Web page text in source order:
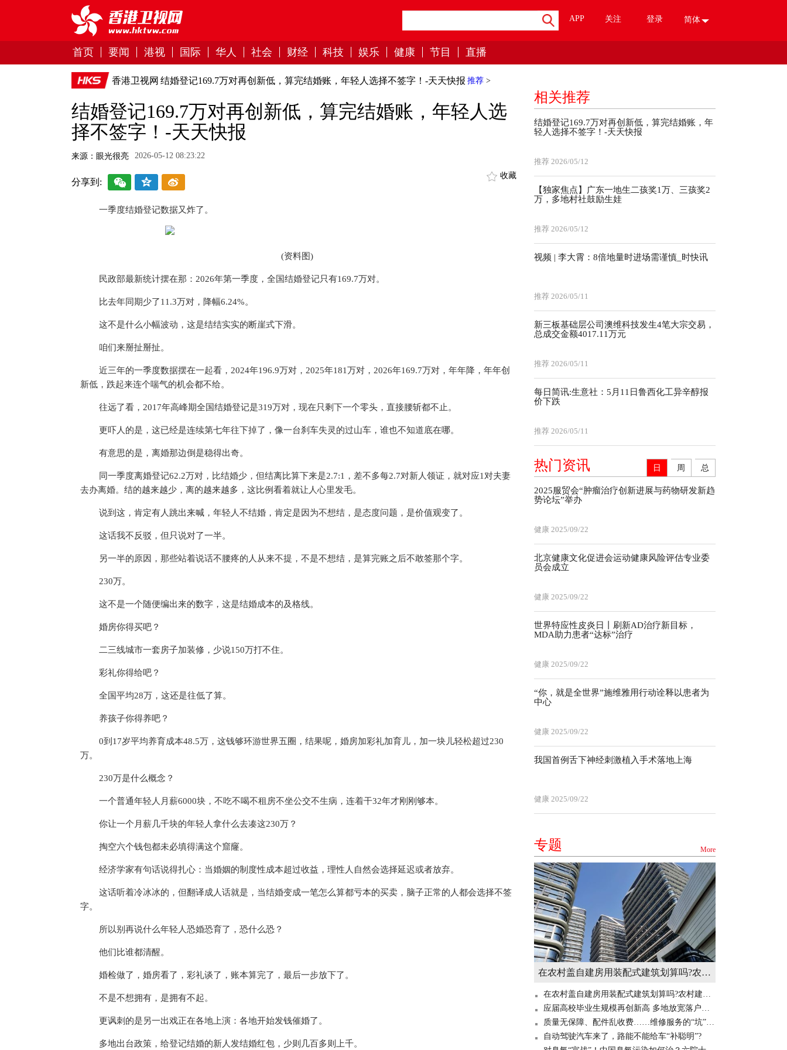
APP 关注 登录 简体
首页 要闻 港视 国际 华人 社会 财经 科技 娱乐 健康 节目 直播
香港卫视网 推荐 >
结婚登记169.7万对再创新低，算完结婚账，年轻人选择不签字！-天天快报
结婚登记169.7万对再创新低，算完结婚账，年轻人选
择不签字！-天天快报
来源：眼光很亮 2026-05-12 08:23:22
分享到:
收藏
一季度结婚登记数据又炸了。
(资料图)
民政部最新统计摆在那：2026年第一季度，全国结婚登记只有169.7万对。
比去年同期少了11.3万对，降幅6.24%。
这不是什么小幅波动，这是结结实实的断崖式下滑。
咱们来掰扯掰扯。
近三年的一季度数据摆在一起看，2024年196.9万对，2025年181万对，2026年169.7万对，年年降，年年创
新低，跌起来连个喘气的机会都不给。
往远了看，2017年高峰期全国结婚登记是319万对，现在只剩下一个零头，直接腰斩都不止。
更吓人的是，这已经是连续第七年往下掉了，像一台刹车失灵的过山车，谁也不知道底在哪。
有意思的是，离婚那边倒是稳得出奇。
同一季度离婚登记62.2万对，比结婚少，但结离比算下来是2.7:1，差不多每2.7对新人领证，就对应1对夫妻
去办离婚。结的越来越少，离的越来越多，这比例看着就让人心里发毛。
说到这，肯定有人跳出来喊，年轻人不结婚，肯定是因为不想结，是态度问题，是价值观变了。
这话我不反驳，但只说对了一半。
另一半的原因，那些站着说话不腰疼的人从来不提，不是不想结，是算完账之后不敢签那个字。
230万。
这不是一个随便编出来的数字，这是结婚成本的及格线。
婚房你得买吧？
二三线城市一套房子加装修，少说150万打不住。
彩礼你得给吧？
全国平均28万，这还是往低了算。
养孩子你得养吧？
0到17岁平均养育成本48.5万，这钱够环游世界五圈，结果呢，婚房加彩礼加育儿，加一块儿轻松超过230
万。
230万是什么概念？
一个普通年轻人月薪6000块，不吃不喝不租房不坐公交不生病，连着干32年才刚刚够本。
你让一个月薪几千块的年轻人拿什么去凑这230万？
掏空六个钱包都未必填得满这个窟窿。
经济学家有句话说得扎心：当婚姻的制度性成本超过收益，理性人自然会选择延迟或者放弃。
这话听着冷冰冰的，但翻译成人话就是，当结婚变成一笔怎么算都亏本的买卖，脑子正常的人都会选择不签
字。
所以别再说什么年轻人恐婚恐育了，恐什么恐？
他们比谁都清醒。
婚检做了，婚房看了，彩礼谈了，账本算完了，最后一步放下了。
不是不想拥有，是拥有不起。
更讽刺的是另一出戏正在各地上演：各地开始发钱催婚了。
多地出台政策，给登记结婚的新人发结婚红包，少则几百多则上千。
相关推荐
结婚登记169.7万对再创新低，算完结婚账，年
轻人选择不签字！-天天快报
推荐 2026/05/12
【独家焦点】广东一地生二孩奖1万、三孩奖2
万，多地村社鼓励生娃
推荐 2026/05/12
视频 | 李大霄：8倍地量时进场需谨慎_时快讯
推荐 2026/05/11
新三板基础层公司澳维科技发生4笔大宗交易，
总成交金额4017.11万元
推荐 2026/05/11
每日简讯:生意社：5月11日鲁西化工异辛醇报
价下跌
推荐 2026/05/11
热门资讯 日 周 总
2025服贸会“肿瘤治疗创新进展与药物研发新趋
势论坛”举办
健康 2025/09/22
北京健康文化促进会运动健康风险评估专业委
员会成立
健康 2025/09/22
世界特应性皮炎日丨刷新AD治疗新目标，
MDA助力患者“达标”治疗
健康 2025/09/22
“你，就是全世界”施维雅用行动诠释以患者为
中心
健康 2025/09/22
我国首例舌下神经刺激植入手术落地上海
健康 2025/09/22
专题 More
在农村盖自建房用装配式建筑划算吗?农村建造装配式房屋有补贴吗? 世界快讯
在农村盖自建房用装配式建筑划算吗?农村建造装配式房屋有补贴吗? 世界快讯
应届高校毕业生规模再创新高 多地放宽落户门槛“抢人”
质量无保障、配件乱收费……维修服务的“坑”你掉过吗？
自动驾驶汽车来了，路能不能给车“补聪明”?